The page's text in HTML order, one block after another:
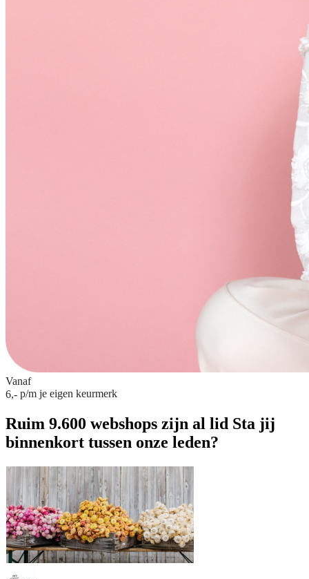
Vanaf
6,- p/m je eigen keurmerk
Ruim 9.600 webshops zijn al lid Sta jij
binnenkort tussen onze leden?